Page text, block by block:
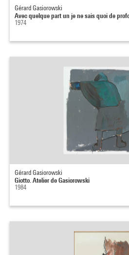
Gérard Gasiorowski
Avec quelque part un je ne sais quoi de
1974
Gérard Gasiorowski
Giotto. Atelier de Gasiorowski
1984